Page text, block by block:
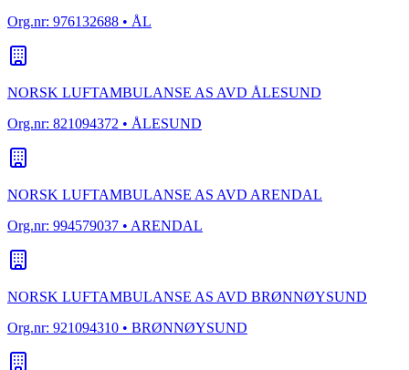
Org.nr: 976132688 • ÅL
NORSK LUFTAMBULANSE AS AVD ÅLESUND
Org.nr: 821094372 • ÅLESUND
NORSK LUFTAMBULANSE AS AVD ARENDAL
Org.nr: 994579037 • ARENDAL
NORSK LUFTAMBULANSE AS AVD BRØNNØYSUND
Org.nr: 921094310 • BRØNNØYSUND